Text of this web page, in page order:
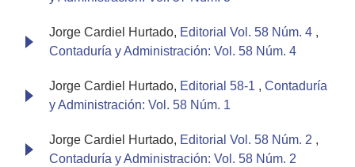
Jorge Cardiel Hurtado, Editorial Vol. 58 Núm. 4 ,
Contaduría y Administración: Vol. 58 Núm. 4
Jorge Cardiel Hurtado, Editorial 58-1 , Contaduría
y Administración: Vol. 58 Núm. 1
Jorge Cardiel Hurtado, Editorial Vol. 58 Núm. 2 ,
Contaduría y Administración: Vol. 58 Núm. 2